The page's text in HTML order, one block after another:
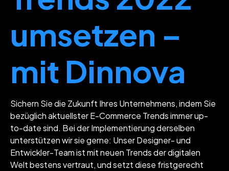
umsetzen –
mit Dinnova
Sichern Sie die Zukunft Ihres Unternehmens, indem Sie
bezüglich aktuellster E-Commerce Trends immer up-
to-date sind. Bei der Implementierung derselben
unterstützen wir sie gerne: Unser Designer- und
Entwickler-Team ist mit neuen Trends der digitalen
Welt bestens vertraut, und setzt diese fristgerecht